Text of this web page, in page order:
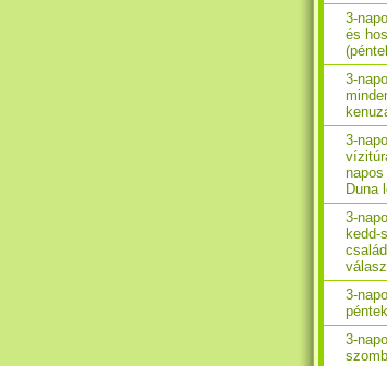
3-
és
3-
3-
Duna
3-
kedd-
3-
3-